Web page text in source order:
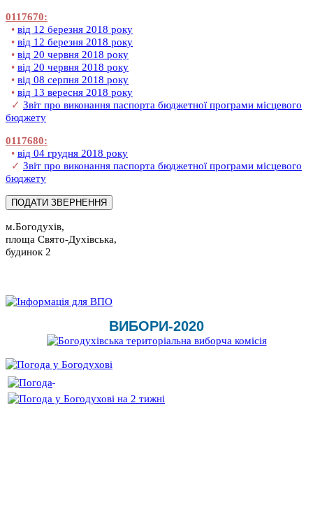
0117670:
• від 12 березня 2018 року
• від 12 березня 2018 року
• від 20 червня 2018 року
• від 20 червня 2018 року
• від 08 серпня 2018 року
• від 13 вересня 2018 року
✓ Звіт про виконання паспорта бюджетної програми місцевого
бюджету
0117680:
• від 04 грудня 2018 року
✓ Звіт про виконання паспорта бюджетної програми місцевого
бюджету
м.Богодухів,
площа Свято-Духівська,
будинок 2
ВИБОРИ-2020